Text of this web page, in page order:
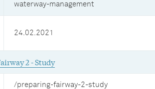
waterway-management
24.02.2021
2 - Study
/preparing-fairway-2-study